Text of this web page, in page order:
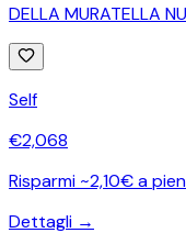
DELLA MURATELLA
Self
€2,068
Risparmi ~2,10€ a
Dettagli →